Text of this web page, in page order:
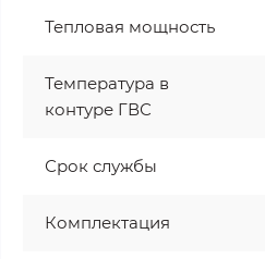
Тепловая мощность
Температура в
контуре ГВС
Срок службы
Комплектация